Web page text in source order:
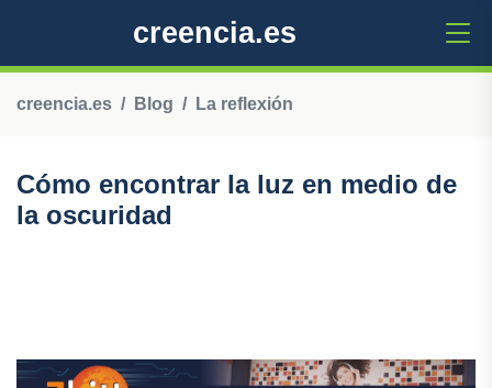
creencia.es
creencia.es Blog La reflexión
Cómo encontrar la luz en medio de
la oscuridad